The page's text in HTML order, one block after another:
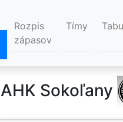
Rozpis
zápasov
Tímy
AHK Sokoľany